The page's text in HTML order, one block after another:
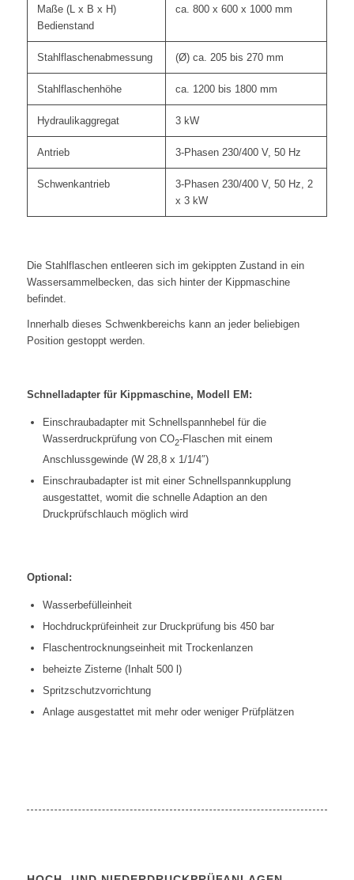
Maße (L x B x H)
Bedienstand
ca. 800 x 600 x 1000 mm
Stahlflaschenabmessung (Ø) ca. 205 bis 270 mm
Stahlflaschenhöhe ca. 1200 bis 1800 mm
Hydraulikaggregat 3 kW
Antrieb 3-Phasen 230/400 V, 50 Hz
Schwenkantrieb
3-Phasen 230/400 V, 50 Hz, 2
x 3 kW
Die Stahlflaschen entleeren sich im gekippten Zustand in ein
Wassersammelbecken, das sich hinter der Kippmaschine
befindet.
Innerhalb dieses Schwenkbereichs kann an jeder beliebigen
Position gestoppt werden.
Schnelladapter für Kippmaschine, Modell EM:
Einschraubadapter mit Schnellspannhebel für die
Wasserdruckprüfung von CO2-Flaschen mit einem
Anschlussgewinde (W 28,8 x 1/1/4″)
Einschraubadapter ist mit einer Schnellspannkupplung
ausgestattet, womit die schnelle Adaption an den
Druckprüfschlauch möglich wird
Optional:
Wasserbefülleinheit
Hochdruckprüfeinheit zur Druckprüfung bis 450 bar
Flaschentrocknungseinheit mit Trockenlanzen
beheizte Zisterne (Inhalt 500 l)
Spritzschutzvorrichtung
Anlage ausgestattet mit mehr oder weniger Prüfplätzen